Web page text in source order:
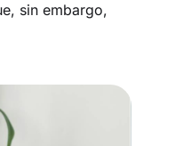
sin embargo,